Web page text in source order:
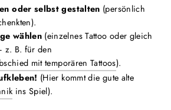
oder selbst gestalten (persönlich
wählen(einzelnes Tattoo oder gleich
z. B. für den
mit temporären Tattoos).
(Hier kommt die gute alte
ins Spiel).